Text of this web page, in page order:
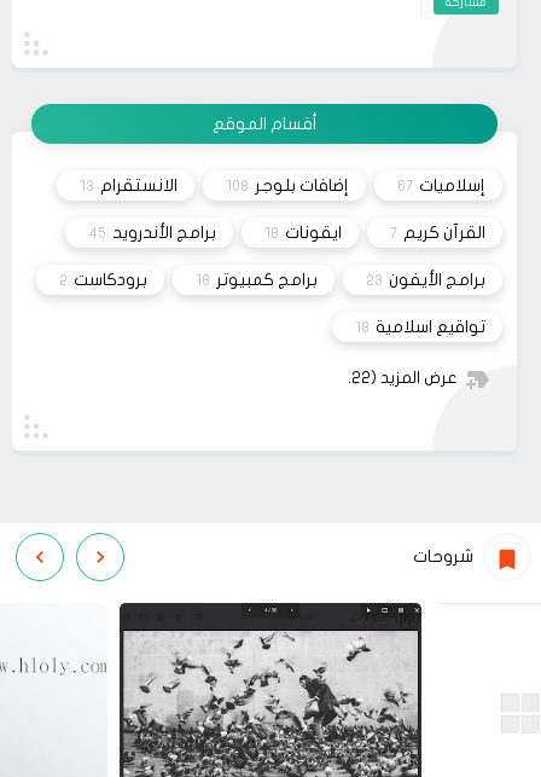
مشاركة
او انستغرام أو أي منصة!!!
متجر ميرا فارم
أقسام الموقع
إسلاميات 67 إضافات بلوجر 108 الانستقرام 13
القرآن كريم 7 ايقونات 18 برامج الأندرويد 45
برامج الأيفون 23 برامج كمبيوتر 18 برودكاست 2
تواقيع اسلامية 18
عرض المزيد (22)
شروحات